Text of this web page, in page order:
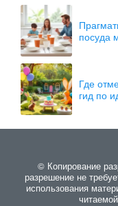
посуда
Где
гид по
© Копирование
разрешение не
использования